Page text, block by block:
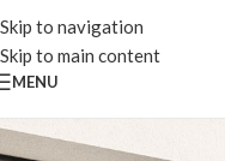
Skip to navigation
Skip to main content
MENU